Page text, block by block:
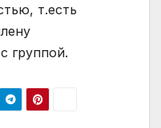
т.есть
группой.